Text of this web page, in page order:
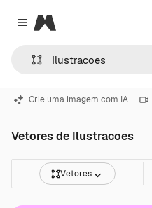
Close menu
Magnific
Crie uma imagem com IA
Vetores de Ilustracoes
Vetores